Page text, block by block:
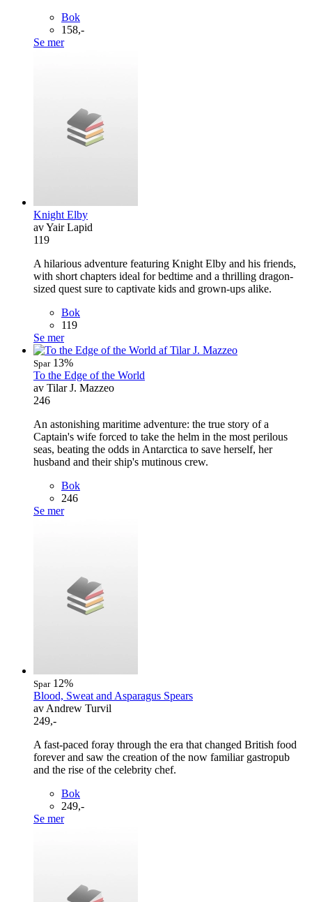
Bok
158,-
Se mer
Knight Elby
av Yair Lapid
119
A hilarious adventure featuring Knight Elby and his friends,
with short chapters ideal for bedtime and a thrilling dragon-
sized quest sure to captivate kids and grown-ups alike.
Bok
119
Se mer
Spar13%
To the Edge of the World
av Tilar J. Mazzeo
246
An astonishing maritime adventure: the true story of a
Captain's wife forced to take the helm in the most perilous
seas, beating the odds in Antarctica to save herself, her
husband and their ship's mutinous crew.
Bok
246
Se mer
Spar12%
Blood, Sweat and Asparagus Spears
av Andrew Turvil
249,-
A fast-paced foray through the era that changed British food
forever and saw the creation of the now familiar gastropub
and the rise of the celebrity chef.
Bok
249,-
Se mer